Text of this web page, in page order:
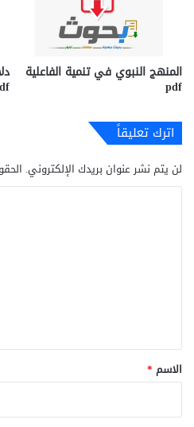
المنهج النبوي في تنمية الفاعلية
pdf
اترك تعليقاً
لن يتم نشر عنوان بريدك الإلكتروني.
*
الاسم *